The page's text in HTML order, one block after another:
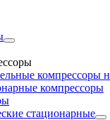
компрессоры
компрессоры
стационарные